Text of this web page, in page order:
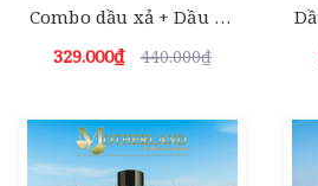
Combo dầu xả + Dầu hấp siêu mượt Motherland Argan Oi
329.000₫
440.000₫